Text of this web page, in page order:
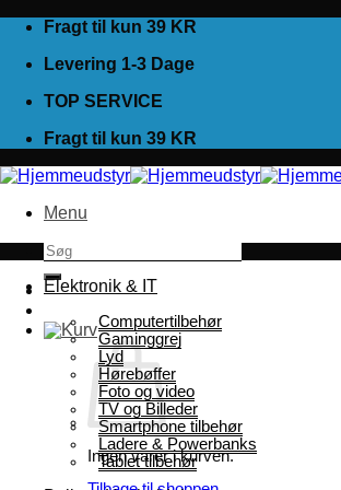
Fortsæt
indhold
Fragt til kun 39 KR
Levering 1-3 Dage
TOP SERVICE
Fragt til kun 39 KR
Menu
Søg
efter:
Ingen varer i kurven.
Elektronik & IT
Computertilbehør
Gaminggrej
Lyd
Hørebøffer
Foto og video
TV og Billeder
Smartphone tilbehør
Ladere & Powerbanks
Tablet tilbehør